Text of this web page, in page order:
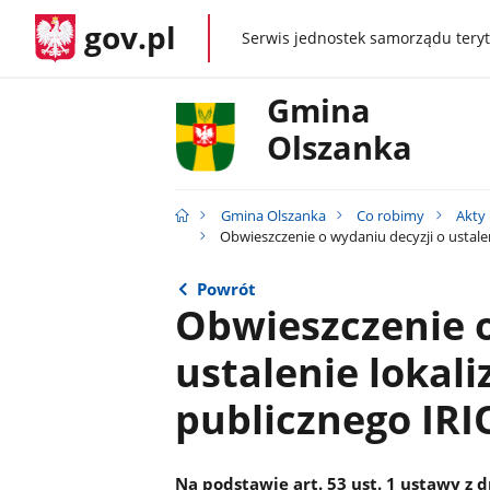
gov.pl gov.plSerwis jednostek samorządu
Gmina
Olszanka
Gmina Olszanka Co robimy
Akty
Obwieszczenie o wydaniu decyzji o
Powrót
Obwieszczenie
ustalenie
publicznego
Na podstawie art. 53 ust. 1 ustawy z